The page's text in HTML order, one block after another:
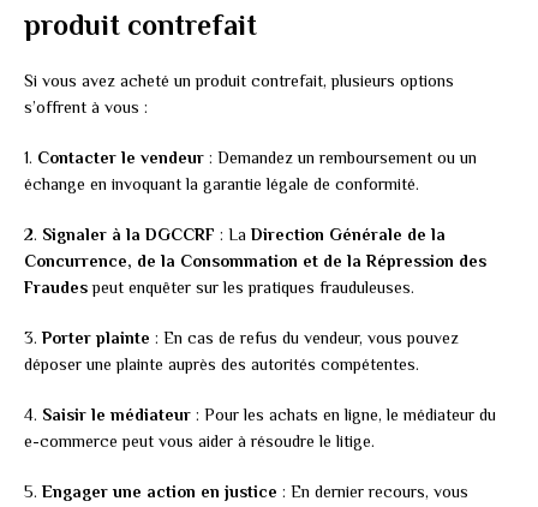
produit contrefait
Si vous avez acheté un produit contrefait, plusieurs options
s’offrent à vous :
1. Contacter le vendeur : Demandez un remboursement ou un
échange en invoquant la garantie légale de conformité.
2. Signaler à la DGCCRF : La Direction Générale de la
Concurrence, de la Consommation et de la Répression des
Fraudespeut enquêter sur les pratiques frauduleuses.
3.Porter plainte : En cas de refus du vendeur, vous pouvez
déposer une plainte auprès des autorités compétentes.
4. Saisir le médiateur : Pour les achats en ligne, le médiateur du
e-commerce peut vous aider à résoudre le litige.
5. Engager une action en justice : En dernier recours, vous